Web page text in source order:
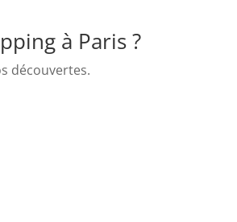
à Paris ?
découvertes.